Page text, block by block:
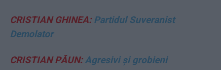
CRISTIAN GHINEA:Partidul Suveranist
Demolator
CRISTIAN PĂUN:Agresivi și grobieni